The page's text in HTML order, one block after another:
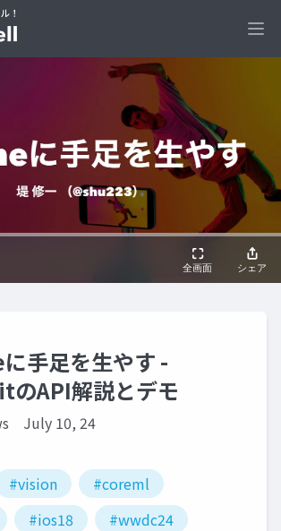
手足を生やす -
のAPI解説とデモ
July 10, 24
#vision
#coreml
#ios18
#wwdc24